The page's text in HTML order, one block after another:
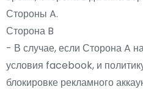
Стороны A.
Сторона B
- В случае, если Сторона A
условия facebook, и
блокировке рекламного